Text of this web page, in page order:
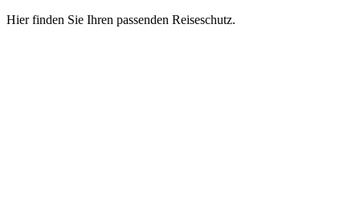
Hier finden Sie Ihren passenden Reiseschutz.